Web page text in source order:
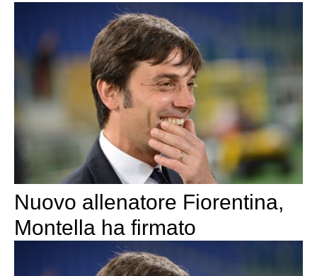
Nuovo allenatore Fiorentina,
Montella ha firmato